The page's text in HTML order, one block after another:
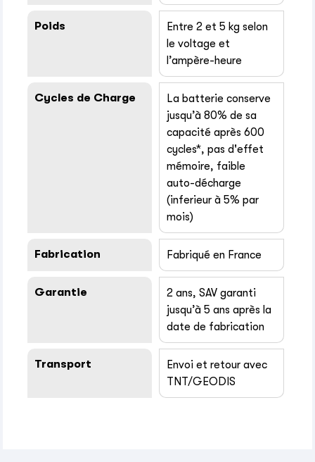
Poids
Entre 2 et 5 kg selon
le voltage et
l’ampère-heure
Cycles de Charge
La batterie conserve
jusqu’à 80% de sa
capacité après 600
cycles*, pas d'effet
mémoire, faible
auto-décharge
(inferieur à 5% par
mois)
Fabrication Fabriqué en France
Garantie
2 ans, SAV garanti
jusqu’à 5 ans après la
date de fabrication
Transport
Envoi et retour avec
TNT/GEODIS